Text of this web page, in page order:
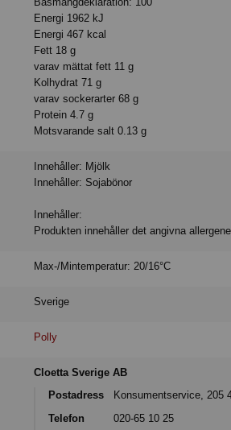
Energi 1962 kJ
Energi 467 kcal
Fett 18 g
varav mättat fett 11 g
Kolhydrat 71 g
varav sockerarter 68 g
Protein 4.7 g
Motsvarande salt 0.13 g
Innehåller: Mjölk
Innehåller: Sojabönor
Innehåller:
Produkten innehåller det angivna
Max-/Mintemperatur: 20/16°C
Sverige
Polly
Cloetta Sverige AB
Postadress
Konsumentservice, 205
Telefon
020-65 10 25